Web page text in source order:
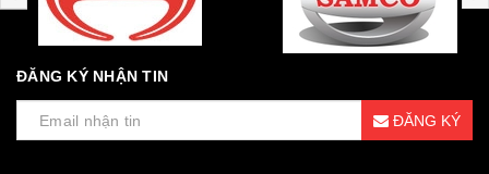
ĐĂNG KÝ NHẬN TIN
ĐĂNG KÝ